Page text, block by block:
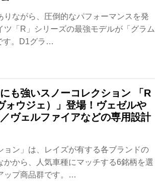
りながら、圧倒的なパフォーマンスを発
ツ「R」シリーズの最強モデルが「グラム
す。D1グラ…
も強いスノーコレクション 「R
ォウジェ）」登場！ヴェゼルや
ヴェルファイアなどの専用設計
ョン」は、レイズが有する各ブランドの
かから、人気車種にマッチする6銘柄を選
ップ商品群です。…